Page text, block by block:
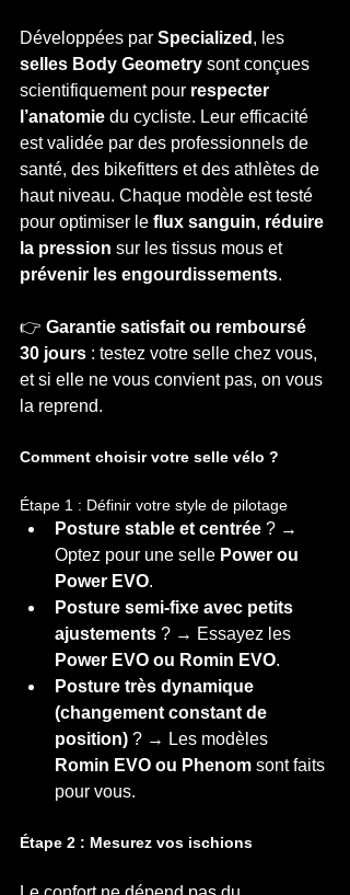
Développées par Specialized , les
selles Body Geometry sont conçues
scientifiquement pour respecter
l’anatomie du cycliste. Leur efficacité
est validée par des professionnels de
santé, des bikefitters et des athlètes de
haut niveau. Chaque modèle est testé
pour optimiser le flux sanguin, réduire
la pression sur les tissus mous et
prévenir les engourdissements.
👉 Garantie satisfait ou remboursé
30 jours : testez votre selle chez vous,
et si elle ne vous convient pas, on vous
la reprend.
Comment choisir votre selle vélo ?
Étape 1 : Définir votre style de pilotage
Posture stable et centrée ? →
Optez pour une selle Power ou
Power EVO.
Posture semi-fixe avec petits
ajustements ? → Essayez les
Power EVO ou Romin EVO.
Posture très dynamique
(changement constant de
position) ? → Les modèles
Romin EVO ou Phenom sont faits
pour vous.
Étape 2 : Mesurez vos ischions